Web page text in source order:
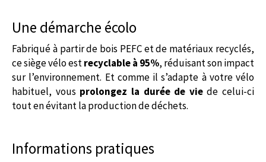
Une démarche écolo
Fabriqué à partir de bois PEFC et de matériaux recyclés,
ce siège vélo estrecyclable à 95%, réduisant son impact
sur l’environnement. Et comme il s’adapte à votre vélo
habituel, vous prolongez la durée de viede celui-ci
tout en évitant la production de déchets.
Informations pratiques